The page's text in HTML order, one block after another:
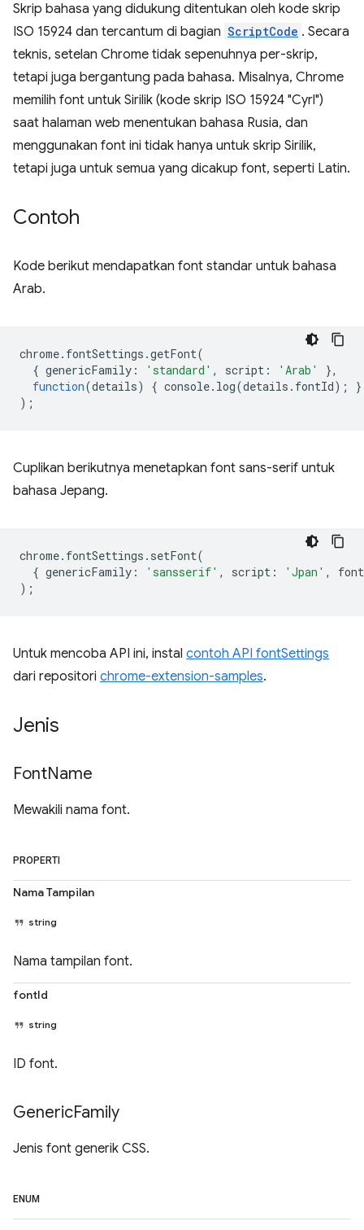
Skrip bahasa yang didukung ditentukan oleh kode skrip
ISO 15924 dan tercantum di bagian ScriptCode . Secara
teknis, setelan Chrome tidak sepenuhnya per-skrip,
tetapi juga bergantung pada bahasa. Misalnya, Chrome
memilih font untuk Sirilik (kode skrip ISO 15924 "Cyrl")
saat halaman web menentukan bahasa Rusia, dan
menggunakan font ini tidak hanya untuk skrip Sirilik,
tetapi juga untuk semua yang dicakup font, seperti Latin.
Contoh
Kode berikut mendapatkan font standar untuk bahasa
Arab.
chrome. fontSettings .getFont(
{ genericFamily : 'standard' , script : 'Arab'
},
function(details) { console. log(details . fontId);
}
);
Cuplikan berikutnya menetapkan font sans-serif untuk
bahasa Jepang.
chrome. fontSettings . setFont(
{ genericFamily : 'sansserif' , script : 'Jpan' ,
);
Untuk mencoba API ini, instal contoh API fontSettings
dari repositori chrome-extension-samples.
Jenis
FontName
Mewakili nama font.
PROPERTI
Nama Tampilan
string
Nama tampilan font.
fontId
string
ID font.
GenericFamily
Jenis font generik CSS.
ENUM